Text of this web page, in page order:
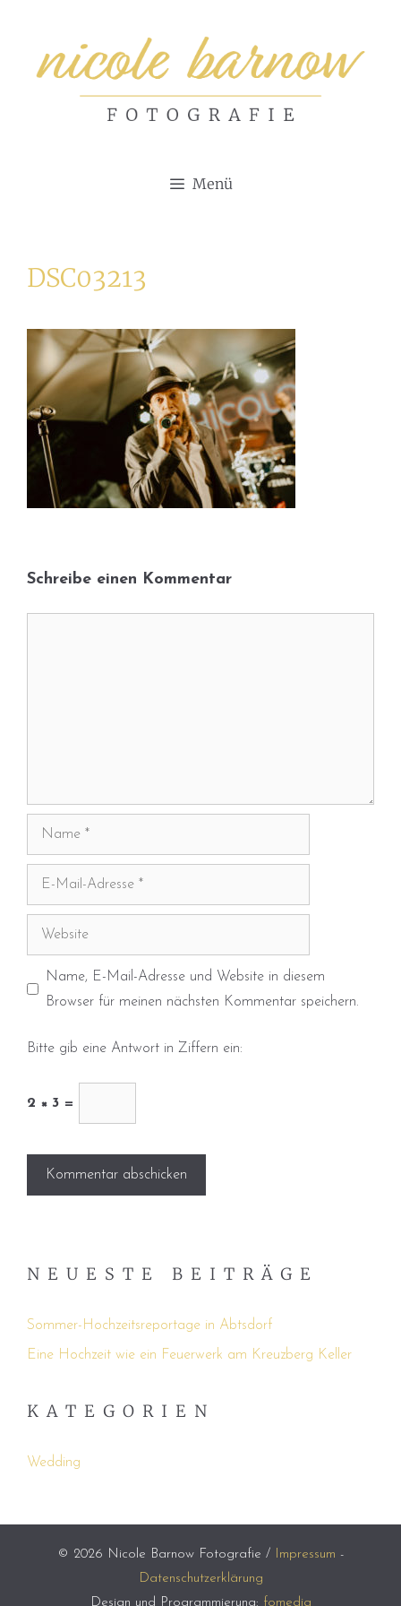
springen
Menü
DSC03213
Schreibe einen Kommentar
Name
Adresse
Website
Name, E-Mail-Adresse und Website in diesem
Browser für meinen nächsten Kommentar speichern.
Bitte gib eine Antwort in Ziffern ein:
2 × 3 =
NEUESTE BEITRÄGE
Sommer-Hochzeitsreportage in Abtsdorf
Eine Hochzeit wie ein Feuerwerk am Kreuzberg Keller
KATEGORIEN
Wedding
© 2026 Nicole Barnow Fotografie / Impressum -
Datenschutzerklärung
Design und Programmierung: fomedia